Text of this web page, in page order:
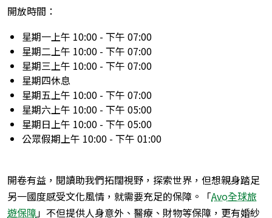
開放時間：
星期一上午 10:00 - 下午 07:00
星期二上午 10:00 - 下午 07:00
星期三上午 10:00 - 下午 07:00
星期四休息
星期五上午 10:00 - 下午 07:00
星期六上午 10:00 - 下午 05:00
星期日上午 10:00 - 下午 05:00
公眾假期上午 10:00 - 下午 01:00
開卷有益，閱讀助我們拓闊視野，探索世界，但想親身踏足
另一國度感受文化風情，就需要充足的保障。「Avo全球旅
遊保障」不但提供人身意外、醫療、財物等保障，更有婚紗